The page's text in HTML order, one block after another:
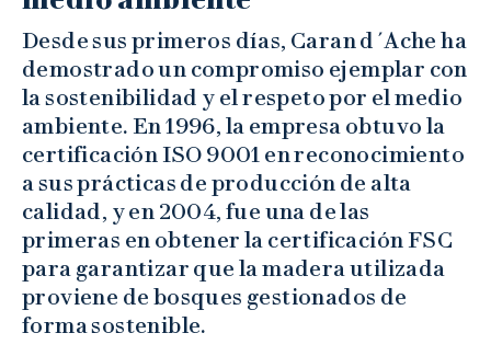
Desde sus primeros días, Caran d´Ache ha
demostrado un compromiso ejemplar con
la sostenibilidad y el respeto por el medio
ambiente. En 1996, la empresa obtuvo la
certificación ISO 9001 en reconocimiento
a sus prácticas de producción de alta
calidad, y en 2004, fue una de las
primeras en obtener la certificación FSC
para garantizar que la madera utilizada
proviene de bosques gestionados de
forma sostenible.